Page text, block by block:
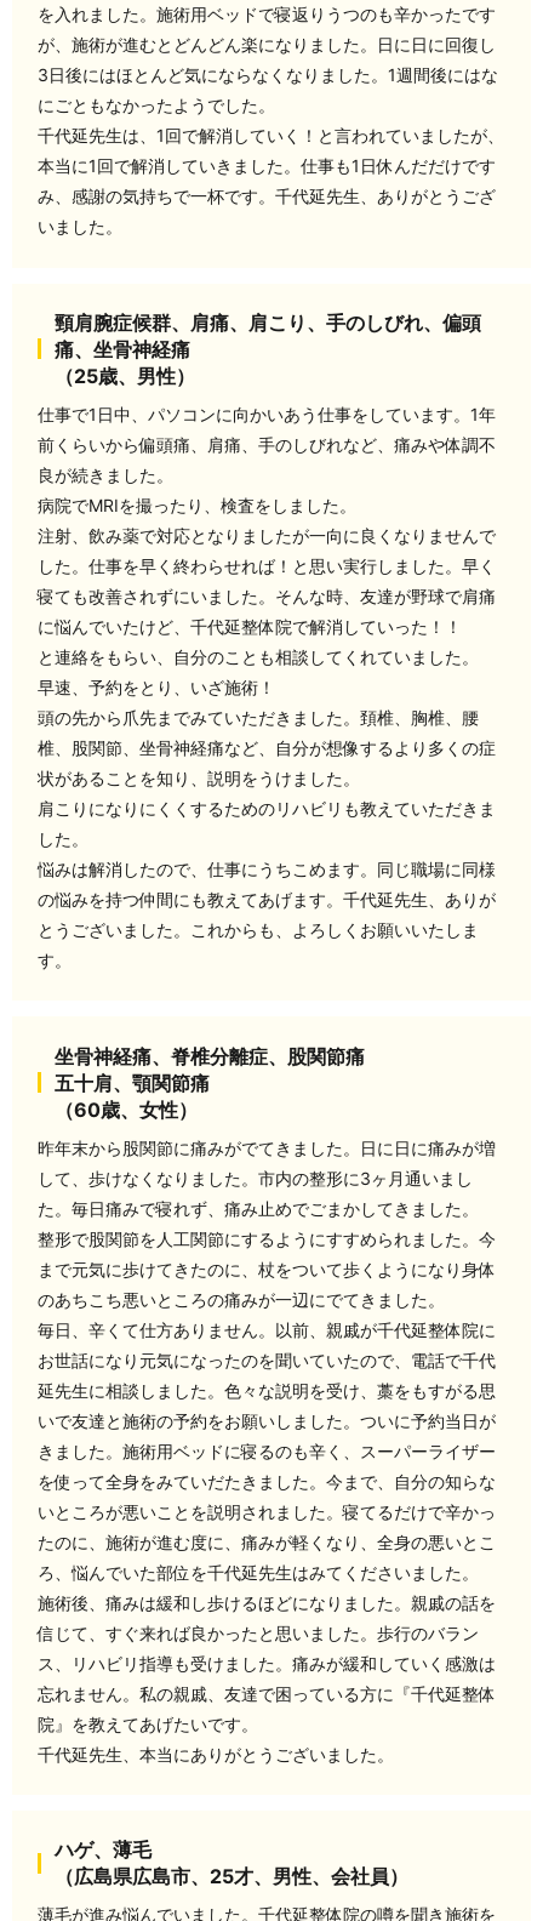
を入れました。施術用ベッドで寝返りうつのも辛かったです
が、施術が進むとどんどん楽になりました。日に日に回復し
3日後にはほとんど気にならなくなりました。1週間後にはな
にごともなかったようでした。
千代延先生は、1回で解消していく！と言われていましたが、
本当に1回で解消していきました。仕事も1日休んだだけです
み、感謝の気持ちで一杯です。千代延先生、ありがとうござ
いました。
頸肩腕症候群、肩痛、肩こり、手のしびれ、偏頭
痛、坐骨神経痛
（25歳、男性）
仕事で1日中、パソコンに向かいあう仕事をしています。1年
前くらいから偏頭痛、肩痛、手のしびれなど、痛みや体調不
良が続きました。
病院でMRIを撮ったり、検査をしました。
注射、飲み薬で対応となりましたが一向に良くなりませんで
した。仕事を早く終わらせれば！と思い実行しました。早く
寝ても改善されずにいました。そんな時、友達が野球で肩痛
に悩んでいたけど、千代延整体院で解消していった！！
と連絡をもらい、自分のことも相談してくれていました。
早速、予約をとり、いざ施術！
頭の先から爪先までみていただきました。頚椎、胸椎、腰
椎、股関節、坐骨神経痛など、自分が想像するより多くの症
状があることを知り、説明をうけました。
肩こりになりにくくするためのリハビリも教えていただきま
した。
悩みは解消したので、仕事にうちこめます。同じ職場に同様
の悩みを持つ仲間にも教えてあげます。千代延先生、ありが
とうございました。これからも、よろしくお願いいたしま
す。
坐骨神経痛、脊椎分離症、股関節痛
五十肩、顎関節痛
（60歳、女性）
昨年末から股関節に痛みがでてきました。日に日に痛みが増
して、歩けなくなりました。市内の整形に3ヶ月通いまし
た。毎日痛みで寝れず、痛み止めでごまかしてきました。
整形で股関節を人工関節にするようにすすめられました。今
まで元気に歩けてきたのに、杖をついて歩くようになり身体
のあちこち悪いところの痛みが一辺にでてきました。
毎日、辛くて仕方ありません。以前、親戚が千代延整体院に
お世話になり元気になったのを聞いていたので、電話で千代
延先生に相談しました。色々な説明を受け、藁をもすがる思
いで友達と施術の予約をお願いしました。ついに予約当日が
きました。施術用ベッドに寝るのも辛く、スーパーライザー
を使って全身をみていだたきました。今まで、自分の知らな
いところが悪いことを説明されました。寝てるだけで辛かっ
たのに、施術が進む度に、痛みが軽くなり、全身の悪いとこ
ろ、悩んでいた部位を千代延先生はみてくださいました。
施術後、痛みは緩和し歩けるほどになりました。親戚の話を
信じて、すぐ来れば良かったと思いました。歩行のバラン
ス、リハビリ指導も受けました。痛みが緩和していく感激は
忘れません。私の親戚、友達で困っている方に『千代延整体
院』を教えてあげたいです。
千代延先生、本当にありがとうございました。
ハゲ、薄毛
（広島県広島市、25才、男性、会社員）
薄毛が進み悩んでいました。千代延整体院の噂を聞き施術を